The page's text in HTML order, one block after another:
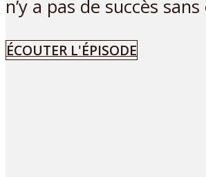
n’y a pas de succès
ÉCOUTER L'ÉPISODE